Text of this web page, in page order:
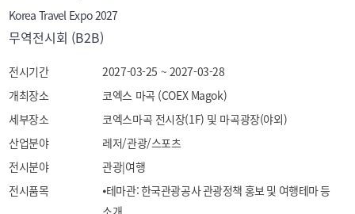
Korea Travel Expo 2027
무역전시회 (B2B)
전시기간
2027-03-25 ~ 2027-03-28
개최장소
코엑스 마곡 (COEX Magok)
세부장소
코엑스마곡 전시장(1F) 및 마곡광장(야외)
산업분야
레저/관광/스포츠
전시분야
관광|여행
전시품목
⦁테마관: 한국관광공사 관광정책 홍보 및 여행테마 등
소개